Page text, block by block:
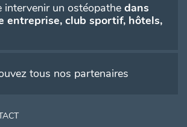
intervenir un ostéopathe dans
entreprise, club sportif, hôtels,
tous nos partenaires